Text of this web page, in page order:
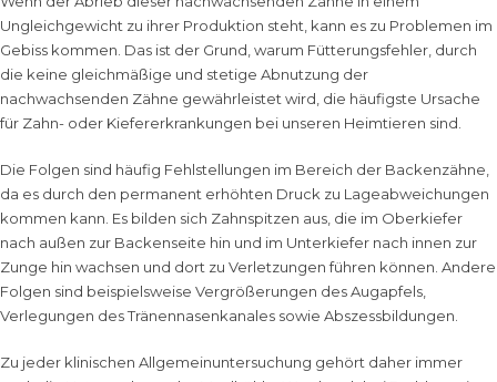
Ungleichgewicht zu ihrer Produktion steht, kann es zu Problemen im
Gebiss kommen. Das ist der Grund, warum Fütterungsfehler, durch
die keine gleichmäßige und stetige Abnutzung der
nachwachsenden Zähne gewährleistet wird, die häufigste Ursache
für Zahn- oder Kiefererkrankungen bei unseren Heimtieren sind.
Die Folgen sind häufig Fehlstellungen im Bereich der Backenzähne,
da es durch den permanent erhöhten Druck zu Lageabweichungen
kommen kann. Es bilden sich Zahnspitzen aus, die im Oberkiefer
nach außen zur Backenseite hin und im Unterkiefer nach innen zur
Zunge hin wachsen und dort zu Verletzungen führen können. Andere
Folgen sind beispielsweise Vergrößerungen des Augapfels,
Verlegungen des Tränennasenkanales sowie Abszessbildungen.
Zu jeder klinischen Allgemeinuntersuchung gehört daher immer